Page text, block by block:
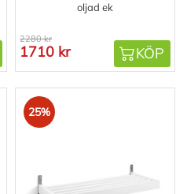
oljad ek
2280 kr
1710 kr KÖP
25%